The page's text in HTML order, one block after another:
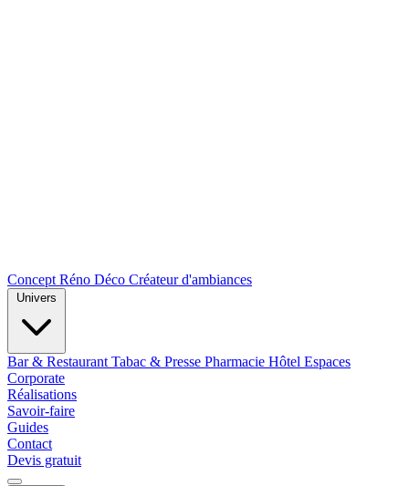
Concept Réno Déco Créateur d'ambiances
Bar & Restaurant Tabac & Presse Pharmacie Hôtel Espaces
Corporate
Réalisations
Savoir-faire
Guides
Contact
Devis gratuit